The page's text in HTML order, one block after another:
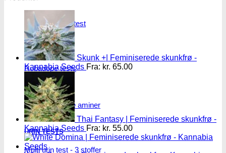
THC test
Cannabinoider test
Robadope
Robadope tests
Simons tests
Test af primære aminer
URIN TESTS
Multi urin test - 3 stoffer
Skunk +| Feminiserede skunkfrø -
Kannabia Seeds Fra: kr. 65.00
Thai Fantasy | Feminiserede skunkfrø -
Kannabia Seeds Fra: kr. 55.00